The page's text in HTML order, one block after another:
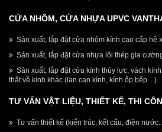
CỬA NHÔM, CỬA NHỰA UPVC
Sản xuất, lắp đặt cửa nhôm kính cao cấp hệ
Sản xuất, lắp đặt cửa nhựa lõi thép gia
Sản xuất, lắp đặt cửa kính thủy lực, vách
thất về kính khác (lan can kính, kính ốp bếp....)
TƯ VẤN VẬT LIỆU, THIẾT KẾ, THI
Tư vấn thiết kế (kiến trúc, kết cấu, điện